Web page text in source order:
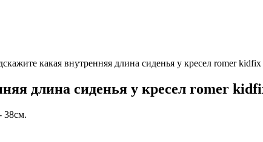
какая внутренняя длина сиденья у кресел romer
длина сиденья у кресел romer
38см.